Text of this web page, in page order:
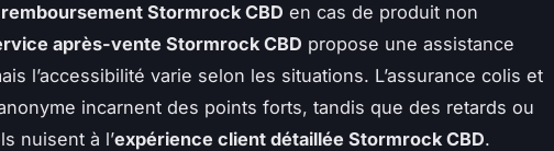
remboursement Stormrock CBD en cas de produit non
après-vente Stormrock CBD propose une assistance
l’accessibilité varie selon les situations. L’assurance colis et
incarnent des points forts, tandis que des retards ou
nuisent à l’expérience client détaillée Stormrock CBD.